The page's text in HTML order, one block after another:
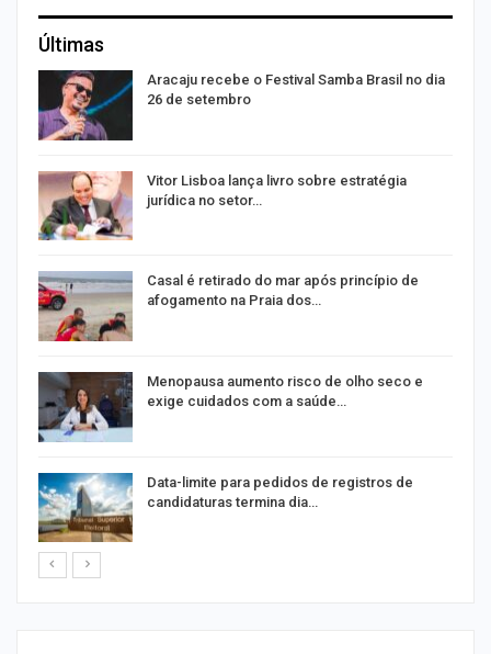
Últimas
Aracaju recebe o Festival Samba Brasil no dia
26 de setembro
Vitor Lisboa lança livro sobre estratégia
jurídica no setor…
Casal é retirado do mar após princípio de
afogamento na Praia dos…
Menopausa aumento risco de olho seco e
exige cuidados com a saúde…
Data-limite para pedidos de registros de
candidaturas termina dia…